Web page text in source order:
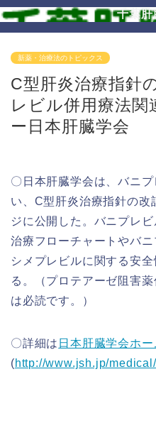
千葉肝
新薬・治療法のトピックス
C型肝炎治療指針
レビル併用療法関
ー日本肝臓学会
〇日本肝臓学会は、バニ
い、C型肝炎治療指針の改
ジに公開した。バニプレ
治療フローチャートやバニ
シメプレビルに関する安
る。（プロテアーゼ阻害
は必読です。）
〇詳細は 日本肝臓学会ホ
(http://www.jsh.jp/medical/